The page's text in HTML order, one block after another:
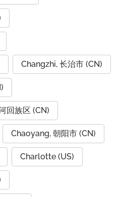
Changzhi, 长治市 (CN)
回族区 (CN)
Chaoyang, 朝阳市 (CN)
Charlotte (US)